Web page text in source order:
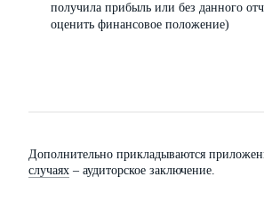
получила прибыль или без данного
оценить финансовое положение)
Дополнительно прикладываются
случаях – аудиторское заключение.